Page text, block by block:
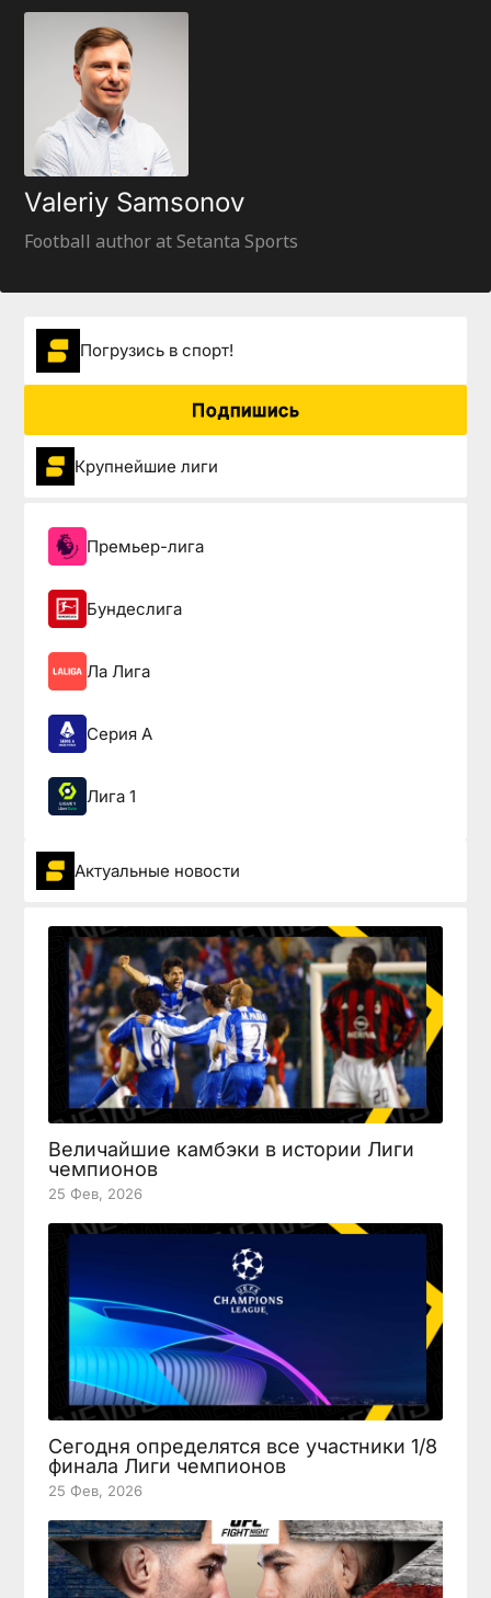
Valeriy Samsonov
Football author at Setanta Sports
Погрузиcь в спорт!
Подпишись
Крупнейшие лиги
Премьер-лига
Бундеслига
Ла Лига
Серия А
Лига 1
Актуальные новости
Величайшие камбэки в истории Лиги
чемпионов
25 Фев, 2026
Сегодня определятся все участники 1/8
финала Лиги чемпионов
25 Фев, 2026